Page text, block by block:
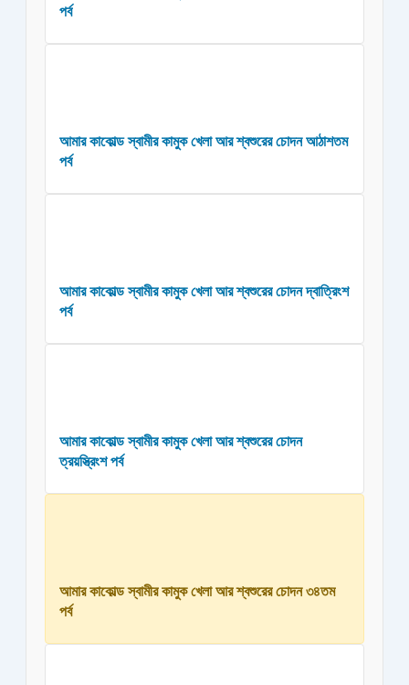
পর্ব
আমার কাকোল্ড স্বামীর কামুক খেলা আর শ্বশুরের চোদন আঠাশতম
পর্ব
আমার কাকোল্ড স্বামীর কামুক খেলা আর শ্বশুরের চোদন দ্বাত্রিংশ
পর্ব
আমার কাকোল্ড স্বামীর কামুক খেলা আর শ্বশুরের চোদন
ত্রয়স্ত্রিংশ পর্ব
আমার কাকোল্ড স্বামীর কামুক খেলা আর শ্বশুরের চোদন ৩৪তম
পর্ব